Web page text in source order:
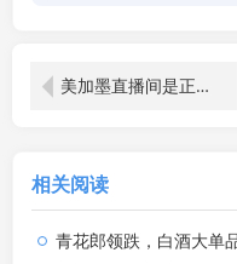
美加墨直播间是正品吗知乎推荐
相关阅读
青花郎领跌，白酒大单